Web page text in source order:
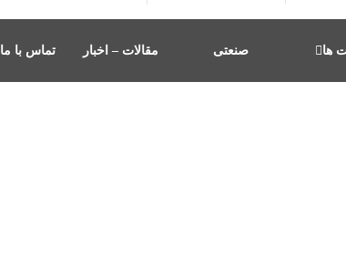
ها صنعتی مقالات – اخبار تماس با ما